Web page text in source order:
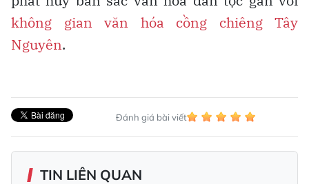
không gian văn hóa cồng chiêng Tây
Nguyên.
Đánh giá bài viết
TIN LIÊN QUAN